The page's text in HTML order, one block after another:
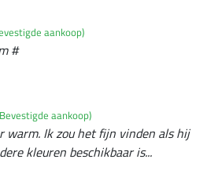
aankoop)
#
aankoop)
warm. Ik zou het fijn vinden als hij
kleuren beschikbaar is...